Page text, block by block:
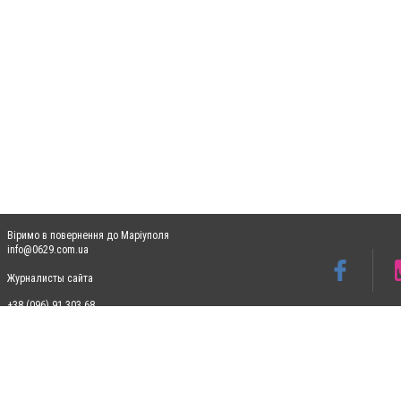
Віримо в повернення до Маріуполя
info@0629.com.ua
Журналисты сайта
+38 (096) 91 303 68